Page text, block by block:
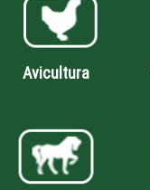
Avicultura